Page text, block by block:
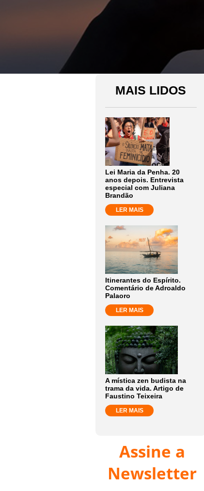
MAIS LIDOS
Lei Maria da Penha. 20
anos depois. Entrevista
especial com Juliana
Brandão
LER MAIS
Itinerantes do Espírito.
Comentário de Adroaldo
Palaoro
LER MAIS
A mística zen budista na
trama da vida. Artigo de
Faustino Teixeira
LER MAIS
Assine a
Newsletter